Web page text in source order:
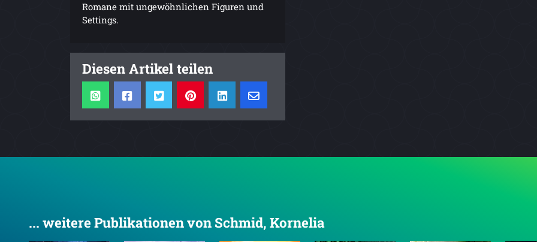
Romane mit ungewöhnlichen Figuren und
Settings.
Diesen Artikel teilen
... weitere Publikationen von Schmid, Kornelia